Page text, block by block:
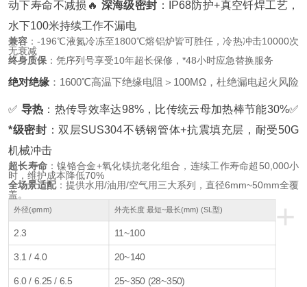
动下寿命不减损 🔥 深海级密封 ：IP68防护+真空钎焊工艺，
水下100米持续工作不漏电
兼容 ：-196℃液氮冷冻至1800℃熔铝炉皆可胜任，冷热冲击10000次
无衰减
终身质保 ：凭序列号享受10年超长保修，*48小时应急替换服务
绝对绝缘 ：1600℃高温下绝缘电阻＞100MΩ，杜绝漏电起火风险
✅ 导热 ：热传导效率达98%，比传统云母加热棒节能30%✅
*级密封 ：双层SUS304不锈钢管体+抗震填充层，耐受50G
机械冲击
超长寿命 ：镍铬合金+氧化镁抗老化组合，连续工作寿命超50,000小
时，维护成本降低70%
全场景适配：提供水用/油用/空气用三大系列，直径6mm~50mm全覆
盖。
+
外径(φmm) 外壳长度 最短~最长(mm) (SL型)
2.3 11~100
3.1 / 4.0 20~140
6.0 / 6.25 / 6.5 25~350 (28~350)